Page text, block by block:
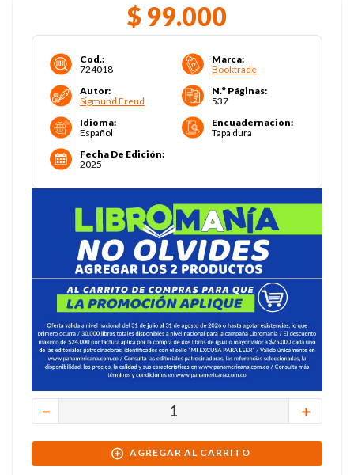
$ 99.000
Cod.:
724018
Marca:
Booktrade
Autor:
Sigmund Freud
N.° Páginas:
537
Idioma:
Español
Encuadernación:
Tapa dura
Fecha De Edición:
2025
＋
－
AGREGAR AL CARRITO